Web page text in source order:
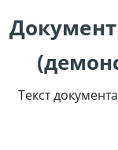
Текст